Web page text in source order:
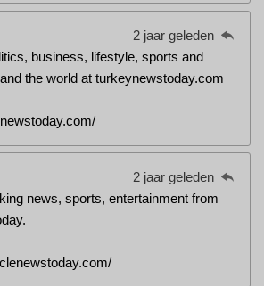
2 jaar geleden
business, lifestyle, sports and
the world at turkeynewstoday.com
2 jaar geleden
news, sports, entertainment from